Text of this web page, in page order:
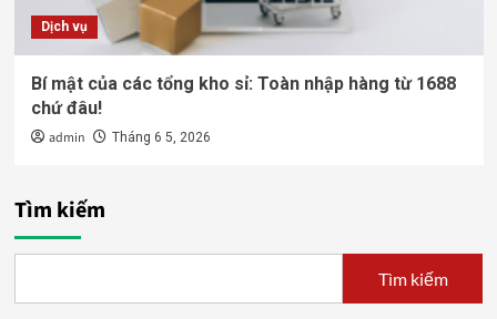
Dịch vụ
Bí mật của các tổng kho sỉ: Toàn nhập hàng từ 1688
chứ đâu!
admin Tháng 6 5, 2026
Tìm kiếm
Tìm kiếm